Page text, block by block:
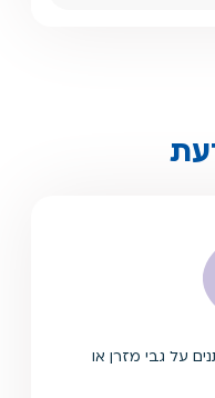
על גבי מזרן או